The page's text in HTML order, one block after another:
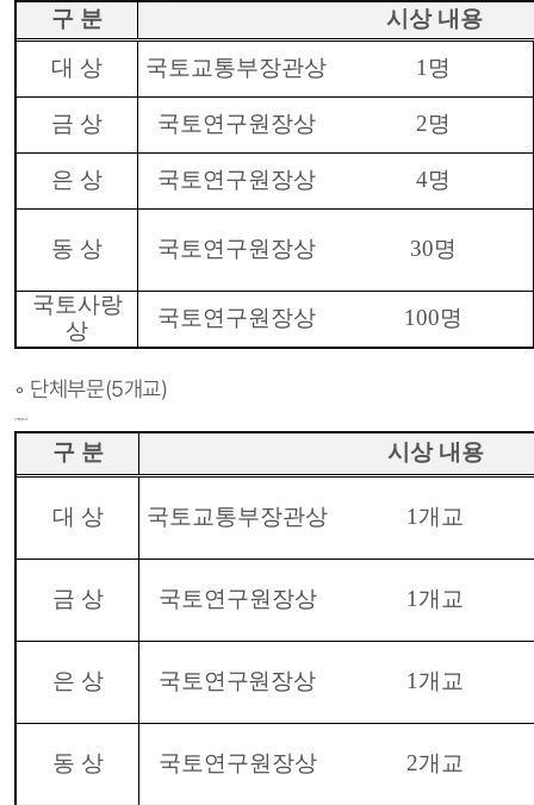
구 분
시상 내용
대 상
국토교통부장관상 1 명
금 상 국토연구원장상 2명
은 상 국토연구원장상 4명
동 상 국토연구원장상 30명
국토사랑
상
국토연구원장상 100명
◦ 단체부문(5개교)
단체부문(5개교)
구 분 시상 내용
대 상 국토교통부장관상 1 개교
금 상 국토연구원장상 1 개교
은 상 국토연구원장상 1 개교
동 상 국토연구원장상 2개교